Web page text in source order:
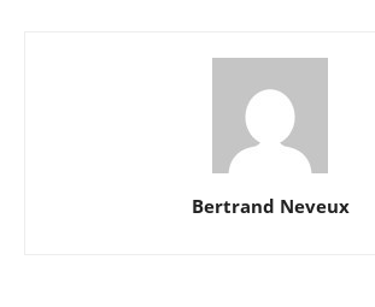
Bertrand Neveux